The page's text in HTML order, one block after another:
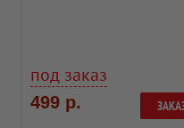
под заказ
499 р.